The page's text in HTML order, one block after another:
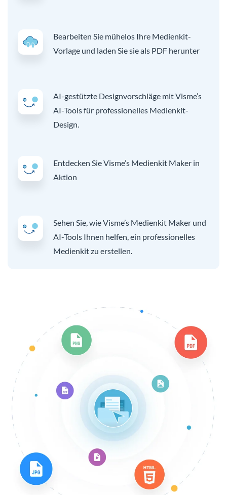
Bearbeiten Sie mühelos Ihre Medienkit-
Vorlage und laden Sie sie als PDF herunter
AI-gestützte Designvorschläge mit Visme’s
AI-Tools für professionelles Medienkit-
Design.
Entdecken Sie Visme’s Medienkit Maker in
Aktion
Sehen Sie, wie Visme’s Medienkit Maker und
AI-Tools Ihnen helfen, ein professionelles
Medienkit zu erstellen.